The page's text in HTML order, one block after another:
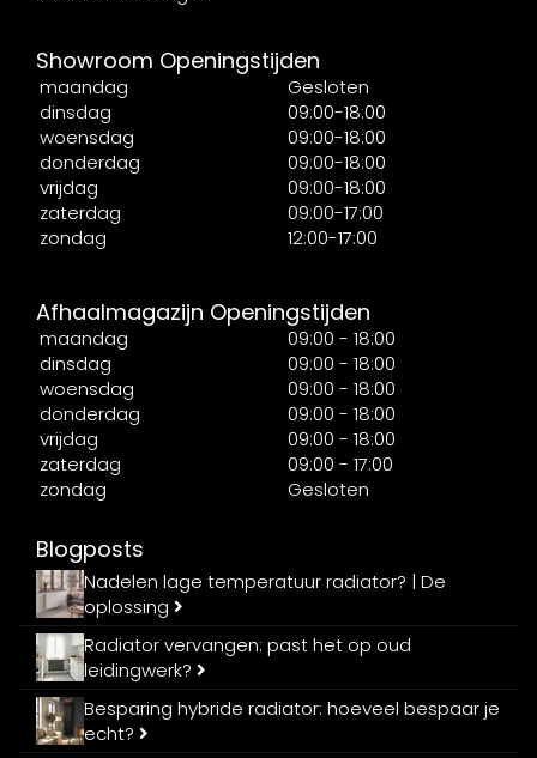
Showroom Openingstijden
maandag
Gesloten
dinsdag
09:00-18:00
woensdag
09:00-18:00
donderdag
09:00-18:00
vrijdag
09:00-18:00
zaterdag
09:00-17:00
zondag
12:00-17:00
Afhaalmagazijn Openingstijden
maandag
09:00 - 18:00
dinsdag
09:00 - 18:00
woensdag
09:00 - 18:00
donderdag
09:00 - 18:00
vrijdag
09:00 - 18:00
zaterdag
09:00 - 17:00
zondag
Gesloten
Blogposts
Nadelen lage temperatuur radiator? | De
oplossing
Radiator vervangen: past het op oud
leidingwerk?
Besparing hybride radiator: hoeveel bespaar je
echt?